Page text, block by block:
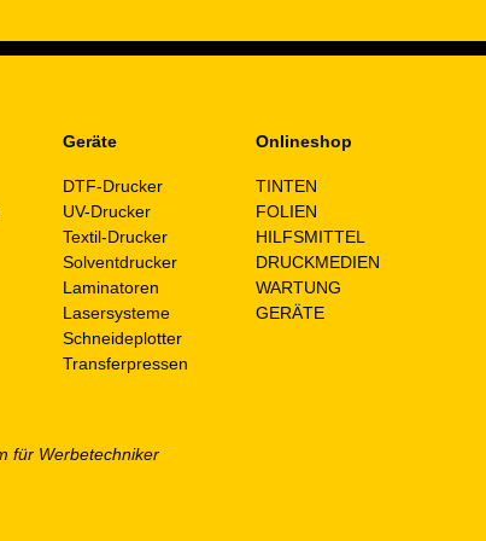
Geräte
DTF-Drucker
UV-Drucker
Textil-Drucker
Solventdrucker
Laminatoren
Lasersysteme
Schneideplotter
Transferpressen
Onlineshop
TINTEN
FOLIEN
HILFSMITTEL
DRUCKMEDIEN
WARTUNG
GERÄTE